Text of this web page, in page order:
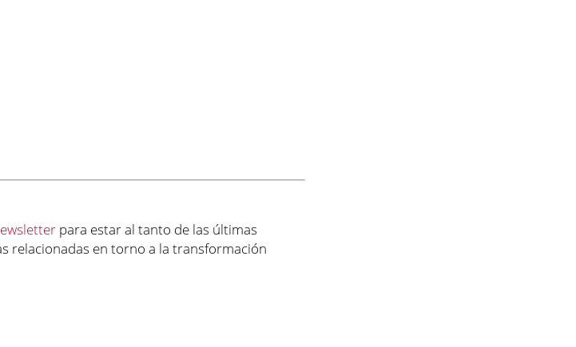
para estar al tanto de las últimas
relacionadas en torno a la transformación